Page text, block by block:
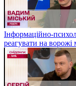
Інформаційно-
реагувати на ворожі